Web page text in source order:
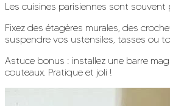
Les cuisines parisiennes sont souvent
Fixez des étagères murales, des
suspendre vos ustensiles, tasses ou
Astuce bonus : installez une barre
couteaux. Pratique et joli !